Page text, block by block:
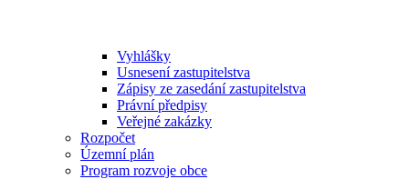
Vyhlášky
Usnesení zastupitelstva
Zápisy ze zasedání zastupitelstva
Právní předpisy
Veřejné zakázky
Rozpočet
Územní plán
Program rozvoje obce